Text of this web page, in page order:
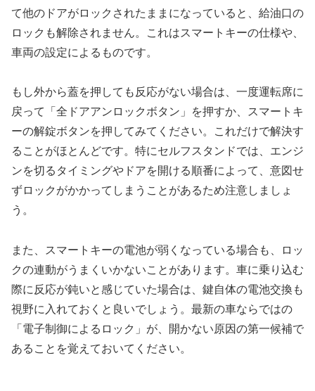
て他のドアがロックされたままになっていると、給油口の
ロックも解除されません。これはスマートキーの仕様や、
車両の設定によるものです。
もし外から蓋を押しても反応がない場合は、一度運転席に
戻って「全ドアアンロックボタン」を押すか、スマートキ
ーの解錠ボタンを押してみてください。これだけで解決す
ることがほとんどです。特にセルフスタンドでは、エンジ
ンを切るタイミングやドアを開ける順番によって、意図せ
ずロックがかかってしまうことがあるため注意しましょ
う。
また、スマートキーの電池が弱くなっている場合も、ロッ
クの連動がうまくいかないことがあります。車に乗り込む
際に反応が鈍いと感じていた場合は、鍵自体の電池交換も
視野に入れておくと良いでしょう。最新の車ならではの
「電子制御によるロック」が、開かない原因の第一候補で
あることを覚えておいてください。